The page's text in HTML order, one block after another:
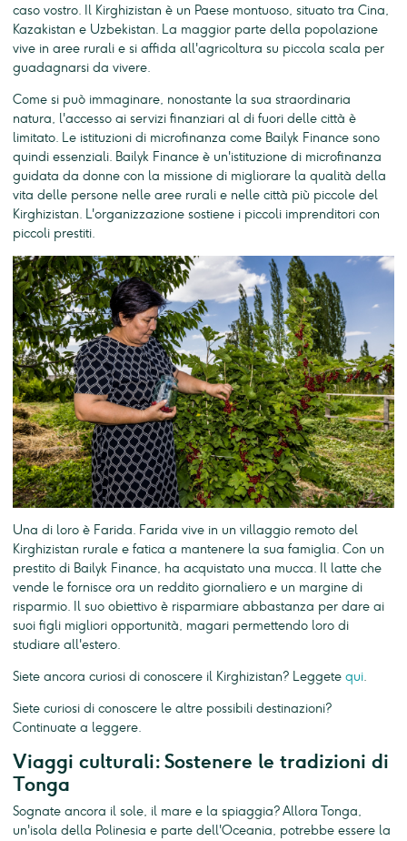
caso vostro. Il Kirghizistan è un Paese montuoso, situato tra Cina,
Kazakistan e Uzbekistan. La maggior parte della popolazione
vive in aree rurali e si affida all'agricoltura su piccola scala per
guadagnarsi da vivere.
Come si può immaginare, nonostante la sua straordinaria
natura, l'accesso ai servizi finanziari al di fuori delle città è
limitato. Le istituzioni di microfinanza come Bailyk Finance sono
quindi essenziali. Bailyk Finance è un'istituzione di microfinanza
guidata da donne con la missione di migliorare la qualità della
vita delle persone nelle aree rurali e nelle città più piccole del
Kirghizistan. L'organizzazione sostiene i piccoli imprenditori con
piccoli prestiti.
Una di loro è Farida. Farida vive in un villaggio remoto del
Kirghizistan rurale e fatica a mantenere la sua famiglia. Con un
prestito di Bailyk Finance, ha acquistato una mucca. Il latte che
vende le fornisce ora un reddito giornaliero e un margine di
risparmio. Il suo obiettivo è risparmiare abbastanza per dare ai
suoi figli migliori opportunità, magari permettendo loro di
studiare all'estero.
Siete ancora curiosi di conoscere il Kirghizistan? Leggete qui.
Siete curiosi di conoscere le altre possibili destinazioni?
Continuate a leggere.
Viaggi culturali: Sostenere le tradizioni di
Tonga
Sognate ancora il sole, il mare e la spiaggia? Allora Tonga,
un'isola della Polinesia e parte dell'Oceania, potrebbe essere la